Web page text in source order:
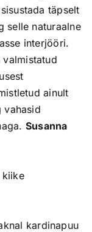
täpselt
selle naturaalne
interjööri.
valmistatud
ainult
vahasid
Susanna
kiike
kardinapuu